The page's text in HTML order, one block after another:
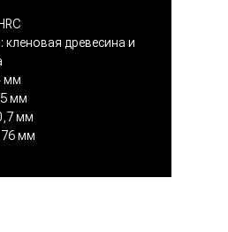
кленовая древесина и
мм
мм
мм
мм